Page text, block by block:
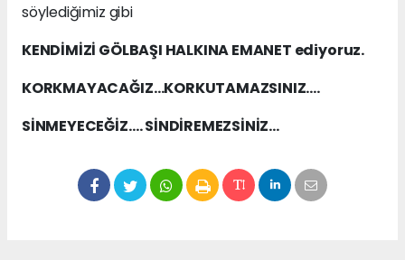
söylediğimiz gibi
KENDİMİZİ GÖLBAŞI HALKINA EMANET ediyoruz.
KORKMAYACAĞIZ…KORKUTAMAZSINIZ….
SİNMEYECEĞİZ…. SİNDİREMEZSİNİZ…